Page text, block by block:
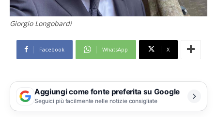
Giorgio Longobardi
Facebook WhatsApp X
Aggiungi come fonte preferita su Google
Seguici più facilmente nelle notizie consigliate